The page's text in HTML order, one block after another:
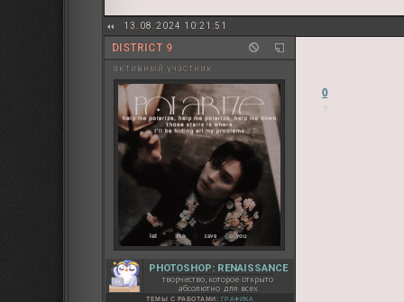
13.08.2024 10:21:51
DISTRICT 9
активный участник
PHOTOSHOP: RENAISSANCE
творчество, которое открыто
абсолютно для всех
ТЕМЫ С РАБОТАМИ: ГРАФИКА
0